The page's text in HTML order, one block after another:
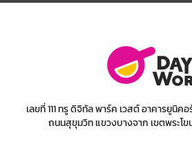
เลขที่ 111 ทรู ดิจิทัล พาร์ค เวสต์ อาคารยูนิค
ถนนสุขุมวิท แขวงบางจาก เขตพระโ